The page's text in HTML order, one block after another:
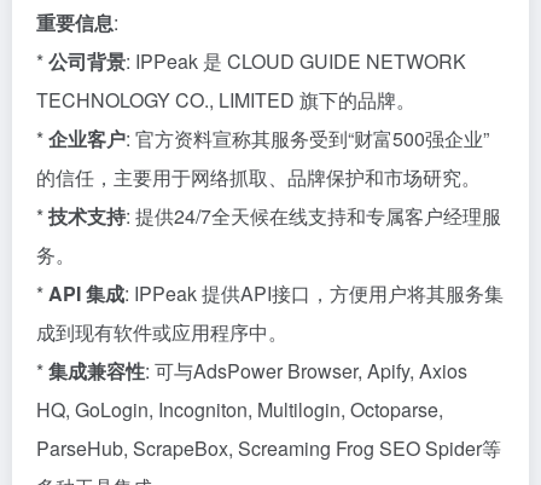
重要信息:
*公司背景: IPPeak 是 CLOUD GUIDE NETWORK
TECHNOLOGY CO., LIMITED 旗下的品牌。
*企业客户: 官方资料宣称其服务受到“财富500强企业”
的信任，主要用于网络抓取、品牌保护和市场研究。
*技术支持: 提供24/7全天候在线支持和专属客户经理服
务。
*API 集成: IPPeak 提供API接口，方便用户将其服务集
成到现有软件或应用程序中。
*集成兼容性: 可与AdsPower Browser, Apify, Axios
HQ, GoLogin, Incogniton, Multilogin, Octoparse,
ParseHub, ScrapeBox, Screaming Frog SEO Spider等